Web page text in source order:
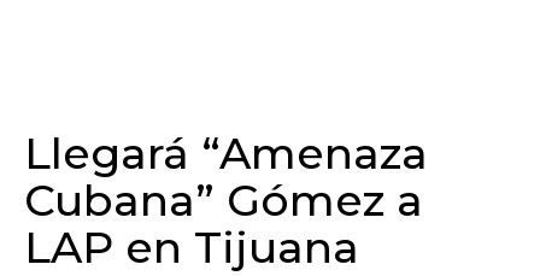
Llegará “Amenaza
Cubana” Gómez a
LAP en Tijuana